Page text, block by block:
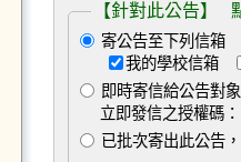
【針對此公告】
寄公告至下列信箱
我的學校信箱
即時寄信給公告對象
立即發信之授權碼：
已批次寄出此公告